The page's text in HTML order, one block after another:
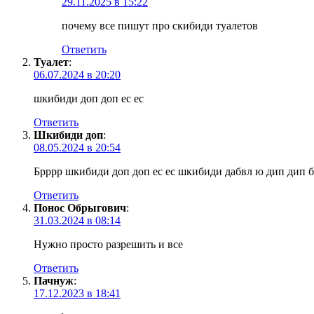
почему все пишут про скибиди туалетов
Ответить
Туалет:
06.07.2024 в 20:20
шкибиди доп доп ес ес
Ответить
Шкибиди доп:
08.05.2024 в 20:54
Брррр шкибиди доп доп ес ес шкибиди дабвл ю дип дип
Ответить
Понос Обрыгович:
31.03.2024 в 08:14
Нужно просто разрешить и все
Ответить
Пачнуж:
17.12.2023 в 18:41